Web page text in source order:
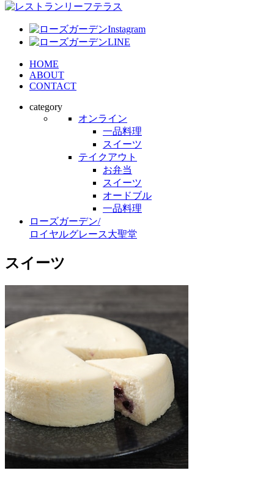
HOME
ABOUT
CONTACT
category
オンライン
一品料理
スイーツ
テイクアウト
お弁当
スイーツ
オードブル
一品料理
ローズガーデン/
ロイヤルグレース大聖堂
スイーツ